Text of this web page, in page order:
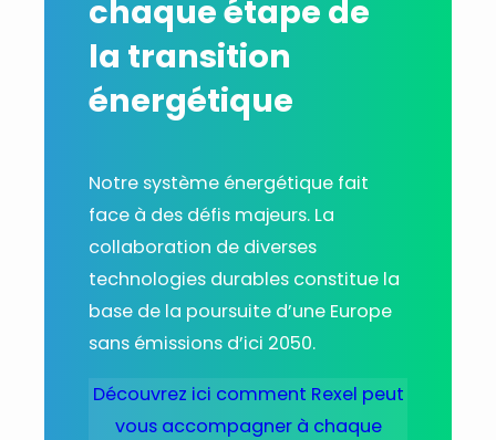
chaque étape de
la transition
énergétique
Notre système énergétique fait
face à des défis majeurs. La
collaboration de diverses
technologies durables constitue la
base de la poursuite d’une Europe
sans émissions d’ici 2050.
Découvrez ici comment Rexel peut
vous accompagner à chaque